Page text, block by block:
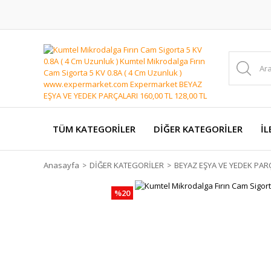
TÜM KATEGORİLER DİĞER KATEGORİLER
Anasayfa DİĞER KATEGORİLER BEYAZ EŞYA VE YEDEK
%20